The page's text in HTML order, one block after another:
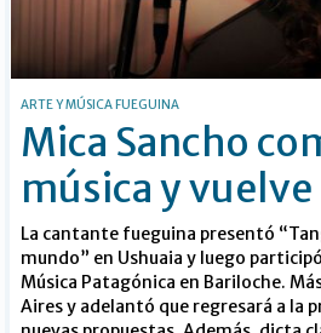
ARTE Y MÚSICA FUEGUINA
Mica Sancho
música y
La cantante fueguina presentó
mundo” en Ushuaia y luego
Música Patagónica en Bariloche.
Aires y adelantó que regresará a la